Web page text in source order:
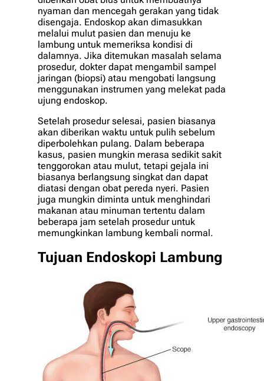
nyaman dan mencegah gerakan yang tidak
disengaja. Endoskop akan dimasukkan
melalui mulut pasien dan menuju ke
lambung untuk memeriksa kondisi di
dalamnya. Jika ditemukan masalah selama
prosedur, dokter dapat mengambil sampel
jaringan (biopsi) atau mengobati langsung
menggunakan instrumen yang melekat pada
ujung endoskop.
Setelah prosedur selesai, pasien biasanya
akan diberikan waktu untuk pulih sebelum
diperbolehkan pulang. Dalam beberapa
kasus, pasien mungkin merasa sedikit sakit
tenggorokan atau mulut, tetapi gejala ini
biasanya berlangsung singkat dan dapat
diatasi dengan obat pereda nyeri. Pasien
juga mungkin diminta untuk menghindari
makanan atau minuman tertentu dalam
beberapa jam setelah prosedur untuk
memungkinkan lambung kembali normal.
Tujuan Endoskopi Lambung